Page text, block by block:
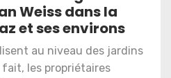
Weiss dans la
et ses environs
au niveau des jardins
fait, les propriétaires